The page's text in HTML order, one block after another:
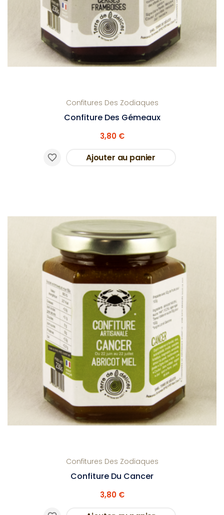
Confitures Des Zodiaques
Confiture Des Gémeaux
3,80 €
Ajouter au panier
Confitures Des Zodiaques
Confiture Du Cancer
3,80 €